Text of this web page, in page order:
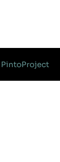
PintoProject